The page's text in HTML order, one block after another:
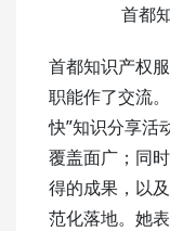
首都
首都知识产权
职能作了交流
快”知识分享活
覆盖面广；同
得的成果，以
范化落地。她